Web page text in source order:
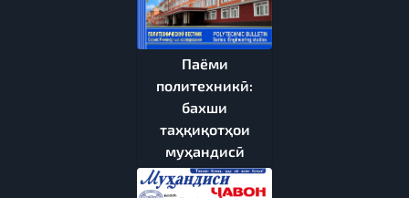
Паёми
политехникӣ:
бахши
таҳқиқотҳои
муҳандисӣ